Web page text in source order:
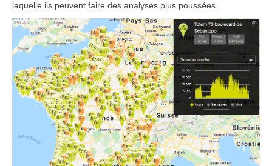
laquelle ils peuvent faire des analyses plus poussées.